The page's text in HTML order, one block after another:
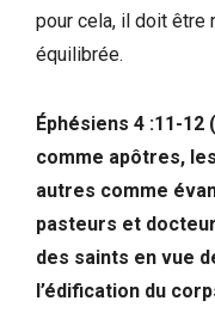
pour cela, il doit être
équilibrée.
Éphésiens 4 :11-12
comme apôtres,
autres comme
pasteurs et
des saints en vue
l’édification du